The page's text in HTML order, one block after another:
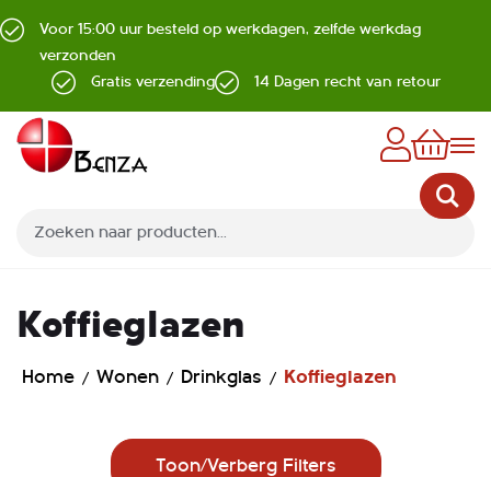
Voor 15:00 uur besteld op werkdagen, zelfde werkdag
verzonden
Gratis verzending
14 Dagen recht van retour
Koffieglazen
Home Wonen Drinkglas Koffieglazen
Toon/Verberg Filters